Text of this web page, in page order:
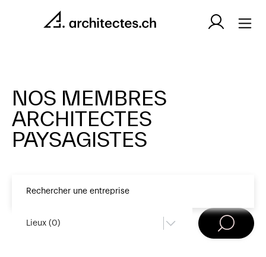
NOS MEMBRES
ARCHITECTES
PAYSAGISTES
Lieux (0)